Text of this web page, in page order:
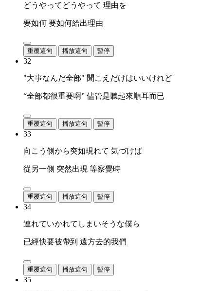
どうやってどうやって 理由を
要如何 要如何給出理由
重覆這句 播放這句 暫停
32
"大事なんだ全部" 聞こえだけはいいけれど
“全部都很重要啊” 儘管是聽起來順耳而已
重覆這句 播放這句 暫停
33
向こう側から突如現れて 気づけば
從另一側 突然出現 等察覺時
重覆這句 播放這句 暫停
34
連れていかれてしまいそうな僕ら
已經快要被帶到 遠方去的我們
重覆這句 播放這句 暫停
35